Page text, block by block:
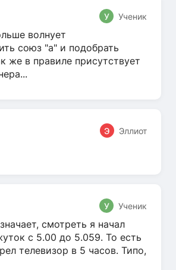
У Ученик
волнует
союз "а" и подобрать
же в правиле присутствует
Э Эллиот
У Ученик
смотреть я начал
с 5.00 до 5.059. То есть
телевизор в 5 часов. Типо,